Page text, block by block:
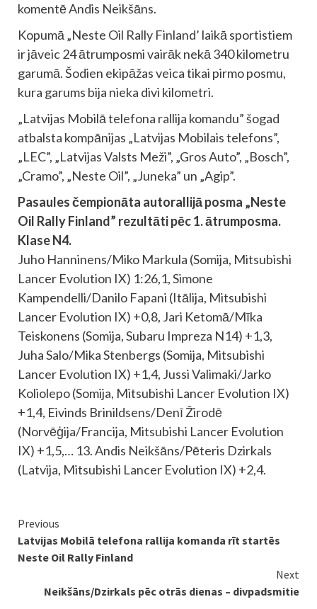
komentē Andis Neikšāns.
Kopumā „Neste Oil Rally Finland’ laikā sportistiem
ir jāveic 24 ātrumposmi vairāk nekā 340 kilometru
garumā. Šodien ekipāžas veica tikai pirmo posmu,
kura garums bija nieka divi kilometri.
„Latvijas Mobilā telefona rallija komandu” šogad
atbalsta kompānijas „Latvijas Mobilais telefons”,
„LEC”, „Latvijas Valsts Meži”, „Gros Auto”, „Bosch”,
„Cramo”, „Neste Oil”, „Juneka” un „Agip”.
Pasaules čempionāta autorallijā posma „Neste
Oil Rally Finland” rezultāti pēc 1. ātrumposma.
Klase N4.
Juho Hanninens/Miko Markula (Somija, Mitsubishi
Lancer Evolution IX) 1:26,1, Simone
Kampendelli/Danilo Fapani (Itālija, Mitsubishi
Lancer Evolution IX) +0,8, Jari Ketomā/Mīka
Teiskonens (Somija, Subaru Impreza N14) +1,3,
Juha Salo/Mika Stenbergs (Somija, Mitsubishi
Lancer Evolution IX) +1,4, Jussi Valimaki/Jarko
Koliolepo (Somija, Mitsubishi Lancer Evolution IX)
+1,4, Eivinds Brinildsens/Denī Žirodē
(Norvēģija/Francija, Mitsubishi Lancer Evolution
IX) +1,5,… 13. Andis Neikšāns/Pēteris Dzirkals
(Latvija, Mitsubishi Lancer Evolution IX) +2,4.
Continue
Reading
Previous
Latvijas Mobilā telefona rallija komanda rīt startēs
Neste Oil Rally Finland
Next
Neikšāns/Dzirkals pēc otrās dienas – divpadsmitie